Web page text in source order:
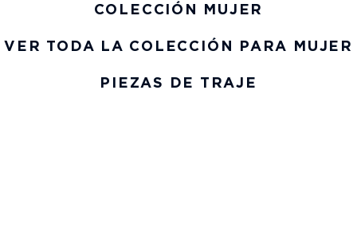
COLECCIÓN MUJER
VER TODA LA COLECCIÓN PARA MUJER
PIEZAS DE TRAJE